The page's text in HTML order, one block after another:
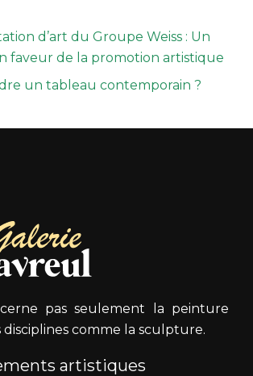
d’art du Groupe Weiss : Un
faveur de la promotion artistique
un tableau contemporain ?
pas seulement la peinture
disciplines comme la sculpture.
artistiques